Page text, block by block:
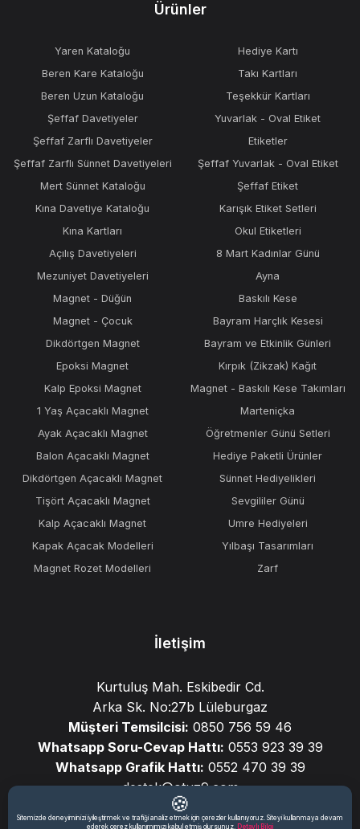
Ürünler
Yaren Kataloğu
Beren Kare Kataloğu
Beren Uzun Kataloğu
Şeffaf Davetiyeler
Şeffaf Zarflı Davetiyeler
Şeffaf Zarflı Sünnet Davetiyeleri
Mert Sünnet Kataloğu
Kına Davetiye Kataloğu
Kına Kartları
Açılış Davetiyeleri
Mezuniyet Davetiyeleri
Magnet - Düğün
Magnet - Çocuk
Dikdörtgen Magnet
Epoksi Magnet
Kalp Epoksi Magnet
1 Yaş Açacaklı Magnet
Ayak Açacaklı Magnet
Balon Açacaklı Magnet
Dikdörtgen Açacaklı Magnet
Tişört Açacaklı Magnet
Kalp Açacaklı Magnet
Kapak Açacak Modelleri
Magnet Rozet Modelleri
Hediye Kartı
Takı Kartları
Teşekkür Kartları
Yuvarlak - Oval Etiket
Etiketler
Şeffaf Yuvarlak - Oval Etiket
Şeffaf Etiket
Karışık Etiket Setleri
Okul Etiketleri
8 Mart Kadınlar Günü
Ayna
Baskılı Kese
Bayram Harçlık Kesesi
Bayram ve Etkinlik Günleri
Kırpık (Zikzak) Kağıt
Magnet - Baskılı Kese Takımları
Marteniçka
Öğretmenler Günü Setleri
Hediye Paketli Ürünler
Sünnet Hediyelikleri
Sevgililer Günü
Umre Hediyeleri
Yılbaşı Tasarımları
Zarf
İletişim
Kurtuluş Mah. Eskibedir Cd.
Arka Sk. No:27b Lüleburgaz
Müşteri Temsilcisi: 0850 756 59 46
Whatsapp Soru-Cevap Hattı: 0553 923 39 39
Whatsapp Grafik Hattı: 0552 470 39 39
destek@otuz9.com
🍪
Sitemizde deneyiminizi iyileştirmek ve trafiği analiz etmek için çerezler kullanıyoruz. Siteyi kullanmaya devam
ederek çerez kullanımımızı kabul etmiş olursunuz. Detaylı Bilgi